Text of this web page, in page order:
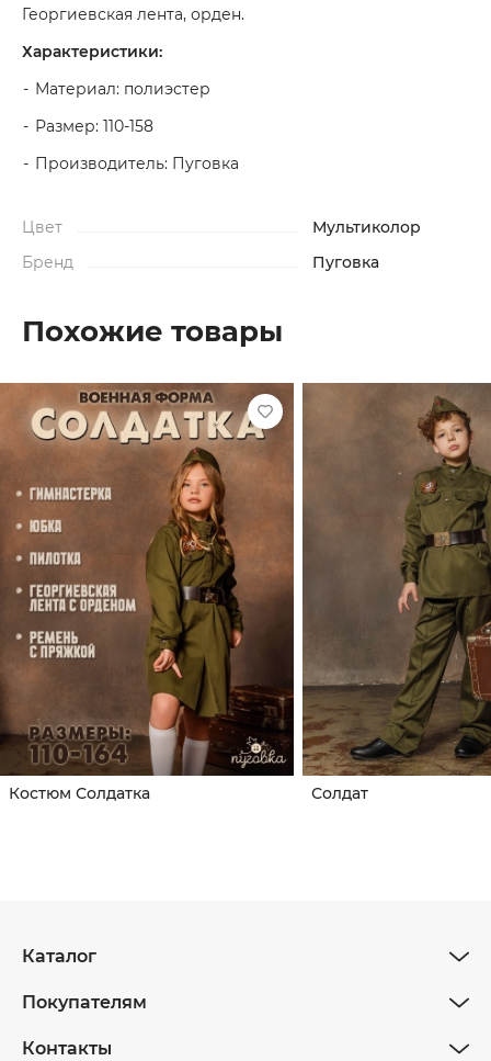
Георгиевская лента, орден.
Характеристики:
Материал: полиэстер
Размер: 110-158
Производитель: Пуговка
Цвет
Мультиколор
Бренд
Пуговка
Похожие товары
Костюм Солдатка Солдат
Каталог
Покупателям
Контакты